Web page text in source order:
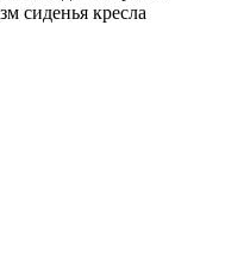
сиденья кресла